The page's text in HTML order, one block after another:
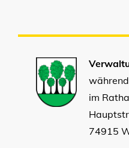
im
74915